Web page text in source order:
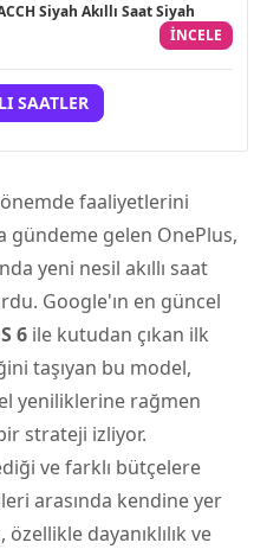
Siyah Akıllı Saat Siyah
INCELE
SAATLER
faaliyetlerini
gündeme gelen OnePlus,
yeni nesil akıllı saat
Google'ın en güncel
6 ile kutudan çıkan ilk
taşıyan bu model,
yeniliklerine rağmen
strateji izliyor.
ve farklı bütçelere
arasında kendine yer
dayanıklılık ve